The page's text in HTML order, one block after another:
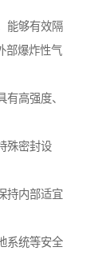
能够有效隔
部爆炸性气
高强度、
殊密封设
持内部适宜
系统等安全